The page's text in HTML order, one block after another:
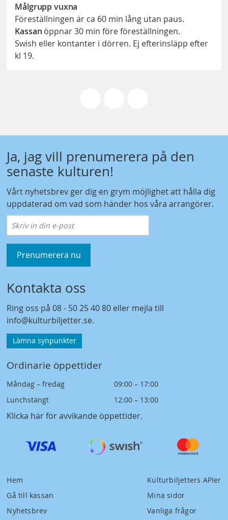
Målgrupp vuxna
Föreställningen är ca 60 min lång utan paus.
Kassan öppnar 30 min före föreställningen.
Swish eller kontanter i dörren. Ej efterinsläpp efter
kl 19.
Ja, jag vill prenumerera på den
senaste kulturen!
Vårt nyhetsbrev ger dig en grym möjlighet att hålla dig
uppdaterad om vad som händer hos våra arrangörer.
Prenumerera nu
Kontakta oss
Ring oss på08 - 50 25 40 80 eller mejla till
info@kulturbiljetter.se.
Lämna synpunkter
Ordinarie öppettider
Måndag – fredag
09:00 – 17:00
Lunchstängt
12:00 – 13:00
Klicka här för avvikande öppettider.
Hem
Gå till kassan
Nyhetsbrev
Kulturbiljetters APIer
Mina sidor
Vanliga frågor